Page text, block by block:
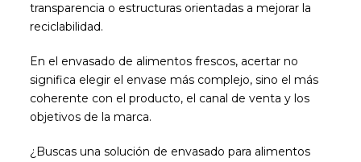
transparencia o estructuras orientadas a mejorar la
reciclabilidad.
En el envasado de alimentos frescos, acertar no
significa elegir el envase más complejo, sino el más
coherente con el producto, el canal de venta y los
objetivos de la marca.
¿Buscas una solución de envasado para alimentos